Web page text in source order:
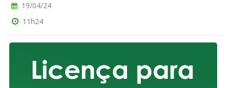
19/04/24
11h24